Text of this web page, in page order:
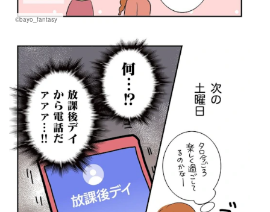
©bayo_fantasy